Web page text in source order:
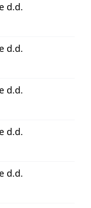
d.d.
d.d.
d.d.
d.d.
d.d.